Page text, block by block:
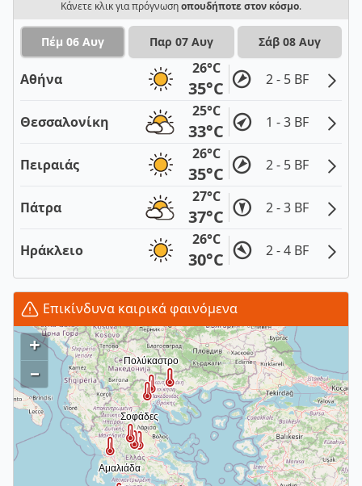
Κάνετε κλικ για πρόγνωσηοπουδήποτε στον κόσμο.
Πέμ 06 Αυγ Παρ 07 Αυγ Σάβ 08 Αυγ
Αθήνα
26°C
35°C 2 - 5 BF
Θεσσαλονίκη
25°C
33°C 1 - 3 BF
Πειραιάς
26°C
35°C 2 - 5 BF
Πάτρα
27°C
37°C 2 - 3 BF
Ηράκλειο
26°C
30°C 2 - 4 BF
Επικίνδυνα καιρικά φαινόμενα
+
–